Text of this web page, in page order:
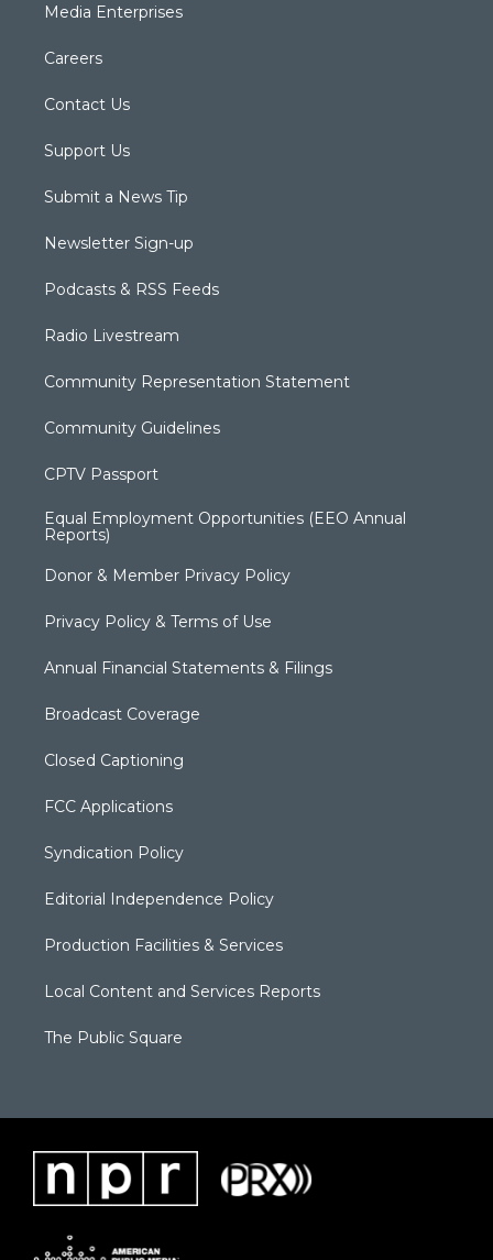
Media Enterprises
Careers
Contact Us
Support Us
Submit a News Tip
Newsletter Sign-up
Podcasts & RSS Feeds
Radio Livestream
Community Representation Statement
Community Guidelines
CPTV Passport
Equal Employment Opportunities (EEO Annual
Reports)
Donor & Member Privacy Policy
Privacy Policy & Terms of Use
Annual Financial Statements & Filings
Broadcast Coverage
Closed Captioning
FCC Applications
Syndication Policy
Editorial Independence Policy
Production Facilities & Services
Local Content and Services Reports
The Public Square